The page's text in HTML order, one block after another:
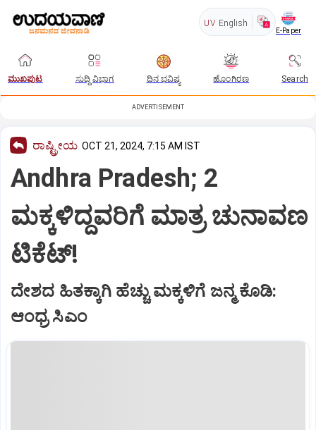
UV English
E-Paper
ಮುಖಪುಟ ಸುದ್ದಿ ವಿಭಾಗ ದಿನ ಭವಿಷ್ಯ ಹೊಂಗಿರಣ Search
ADVERTISEMENT
ರಾಷ್ಟ್ರೀಯ OCT 21, 2024, 7:15 AM IST
Andhra Pradesh; 2
ಮಕ್ಕಳಿದ್ದವರಿಗೆ ಮಾತ್ರ ಚುನಾವಣ
ಟಿಕೆಟ್‌!
ದೇಶದ ಹಿತಕ್ಕಾಗಿ ಹೆಚ್ಚು ಮಕ್ಕಳಿಗೆ ಜನ್ಮ ಕೊಡಿ:
ಆಂಧ್ರ ಸಿಎಂ